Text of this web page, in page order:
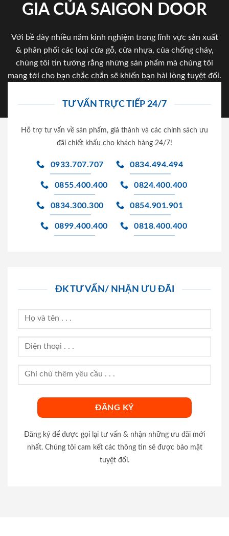
GIA CỦA SAIGON DOOR
Với bề dày nhiều năm kinh nghiệm trong lĩnh vực sản xuất
& phân phối các loại cửa gỗ, cửa nhựa, của chống cháy,
chúng tôi tin tưởng rằng những sản phẩm mà chúng tôi
mang tới cho bạn chắc chắn sẽ khiến bạn hài lòng tuyệt đối.
TƯ VẤN TRỰC TIẾP 24/7
Hỗ trợ tư vấn về sản phẩm, giá thành và các chính sách ưu
đãi chiết khấu cho khách hàng 24/7!
0933.707.707 0834.494.494
0855.400.400 0824.400.400
0834.300.300 0854.901.901
0899.400.400 0818.400.400
ĐK TƯ VẤN/ NHẬN ƯU ĐÃI
Đăng ký để được gọi lại tư vấn & nhận những ưu đãi mới
nhất. Chúng tôi cam kết các thông tin sẽ được bảo mật
tuyệt đối.